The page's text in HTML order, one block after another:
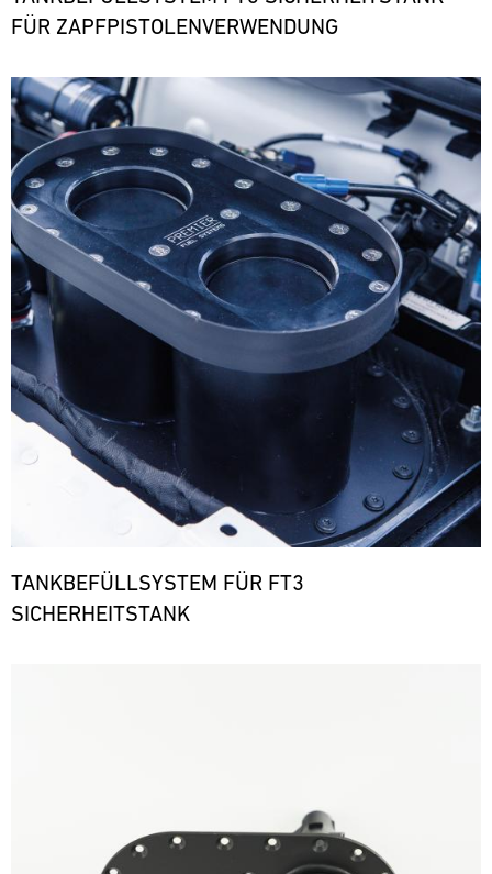
FÜR ZAPFPISTOLENVERWENDUNG
Bild
TANKBEFÜLLSYSTEM FÜR FT3
SICHERHEITSTANK